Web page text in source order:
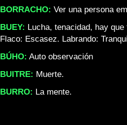
BORRACHO: Ver una persona
BUEY: Lucha, tenacidad, hay
Flaco: Escasez. Labrando:
BÚHO: Auto observación
BUITRE: Muerte.
BURRO: La mente.